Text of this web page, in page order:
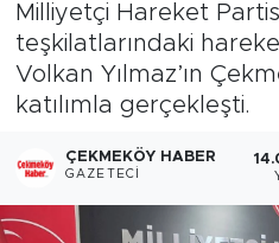
Milliyetçi Hareket
teşkilatlarındaki
Volkan Yılmaz’ın
katılımla gerçekleşti.
ÇEKMEKÖY HABER
GAZETECI
Tüm Manşetler
Son Dakika Haberleri